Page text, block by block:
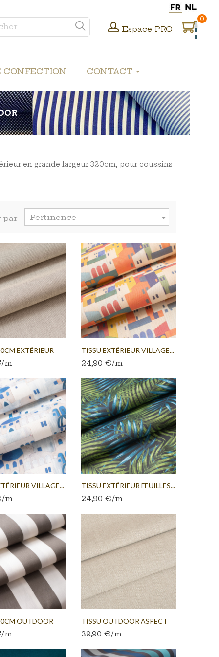
Espace PRO
0
CONFECTION CONTACT
en grande largeur 320cm, pour coussins
par Pertinence 
EXTÉRIEUR
m
TISSU EXTÉRIEUR VILLAGE...
24,90 €/m
VILLAGE...
m
TISSU EXTÉRIEUR FEUILLES...
24,90 €/m
OUTDOOR
m
TISSU OUTDOOR ASPECT
LIN...
39,90 €/m